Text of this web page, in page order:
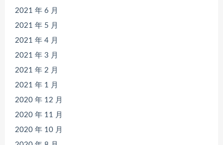
2021 年 6 月
2021 年 5 月
2021 年 4 月
2021 年 3 月
2021 年 2 月
2021 年 1 月
2020 年 12 月
2020 年 11 月
2020 年 10 月